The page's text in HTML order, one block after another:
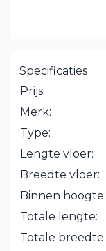
Specificaties
Prijs:
Merk:
Type:
Lengte vloer:
Breedte vloer:
Binnen hoogte:
Totale lengte:
Totale breedte: